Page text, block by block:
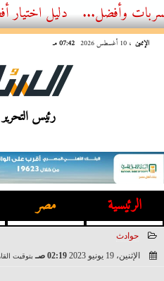
الإثنين ، 10 أغسطس 2026 07:42 مـ
رئيس التحرير
الرئيسية مصر
حوادث
الإثنين، 19 يونيو 2023
02:19 صـ بتوقيت